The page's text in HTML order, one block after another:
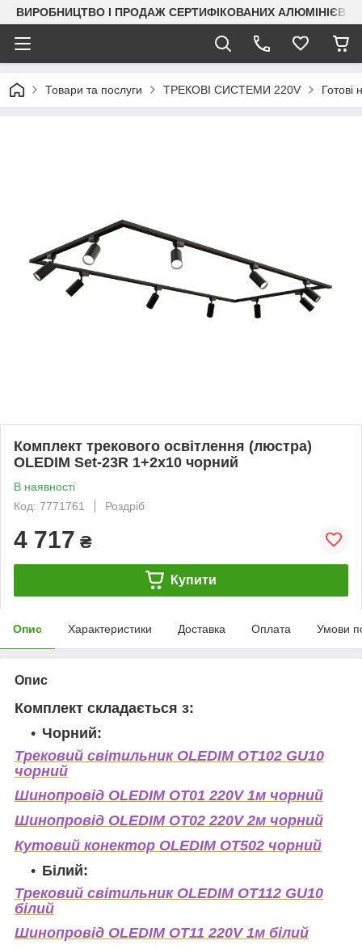
ВИРОБНИЦТВО І ПРОДАЖ СЕРТИФІКОВАНИХ
Товари та послуги ТРЕКОВІ СИСТЕМИ 220V Готові
Комплект трекового освітлення (люстра)
OLEDIM Set-23R 1+2x10 чорний
В наявності
Код: 7771761
Роздріб
4 717 ₴
Купити
Опис Характеристики Доставка Оплата Умови
Опис
Комплект складається з:
Чорний:
Трековий світильник OLEDIM OT102 GU10
чорний
Шинопровід OLEDIM OT01 220V 1м чорний
Шинопровід OLEDIM OT02 220V 2м чорний
Кутовий конектор OLEDIM OT502 чорний
Білий:
Трековий світильник OLEDIM OT112 GU10
білий
Шинопровід OLEDIM OT11 220V 1м білий